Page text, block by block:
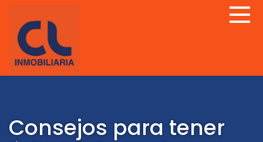
Consejos para tener